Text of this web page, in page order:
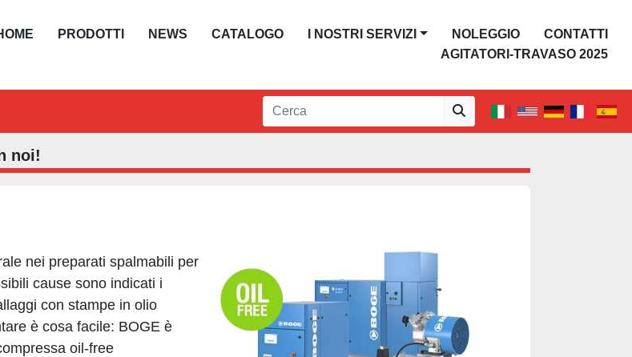
HOME PRODOTTI NEWS CATALOGO I NOSTRI SERVIZI NOLEGGIO
CONTATTI
AGITATORI-TRAVASO 2025
noi!
nei preparati spalmabili per
cause sono indicati i
con stampe in olio
è cosa facile: BOGE è
oil-free